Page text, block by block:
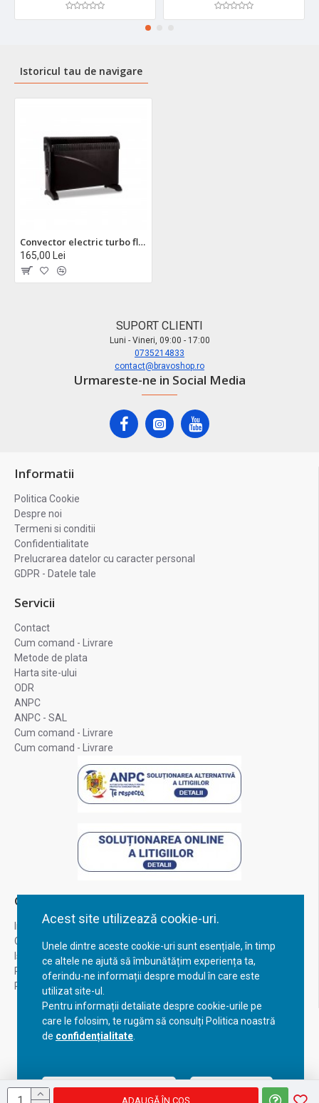
Acest site utilizează cookie-uri.
Unele dintre aceste cookie-uri sunt esențiale, în timp
ce altele ne ajută să îmbunătățim experiența ta,
oferindu-ne informații despre modul în care este
utilizat site-ul.
Pentru informații detaliate despre cookie-urile pe
care le folosim, te rugăm să consulți Politica noastră
de confidențialitate
Acceptă setările curente Configurează
ADAUGĂ ÎN COŞ
Istoricul tau de navigare
Convector electric turbo floria zln6850 - 2000w, 3 trepte putere, termostat reglabil pentru incaperi 14m²
165,00 Lei
SUPORT CLIENTI
Luni - Vineri, 09:00 - 17:00
0735214833
contact@bravoshop.ro
Urmareste-ne in Social Media
Informatii
Politica Cookie
Despre noi
Termeni si conditii
Confidentialitate
Prelucrarea datelor cu caracter personal
GDPR - Datele tale
Servicii
Contact
Cum comand - Livrare
Metode de plata
Harta site-ului
ODR
ANPC
ANPC - SAL
Cum comand - Livrare
Cum comand - Livrare
Contul Meu
Inregistrare
Contul meu
Istoric comenzi
Recuperare parola
Returnare produs